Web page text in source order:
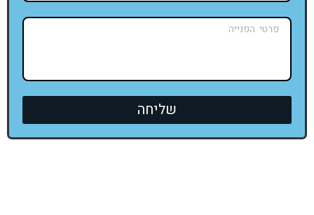
שליחה